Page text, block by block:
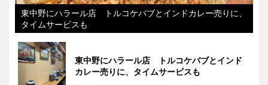
東中野にハラール店 トルコケバブとインドカレー売りに、
タイムサービスも
東中野にハラール店 トルコケバブとインド
カレー売りに、タイムサービスも